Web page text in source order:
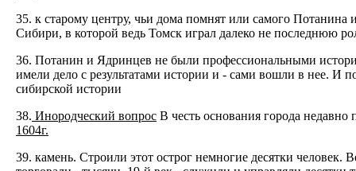
35. к старому центру, чьи дома помнят или самого
Сибири, в которой ведь Томск играл далеко не последнюю
36. Потанин и Ядринцев не были профессиональными
имели дело с результатами истории и - сами вошли в нее. И
сибирской истории
38. Инородческий вопрос В честь основания города недавно
1604г.
39. камень. Строили этот острог немногие десятки